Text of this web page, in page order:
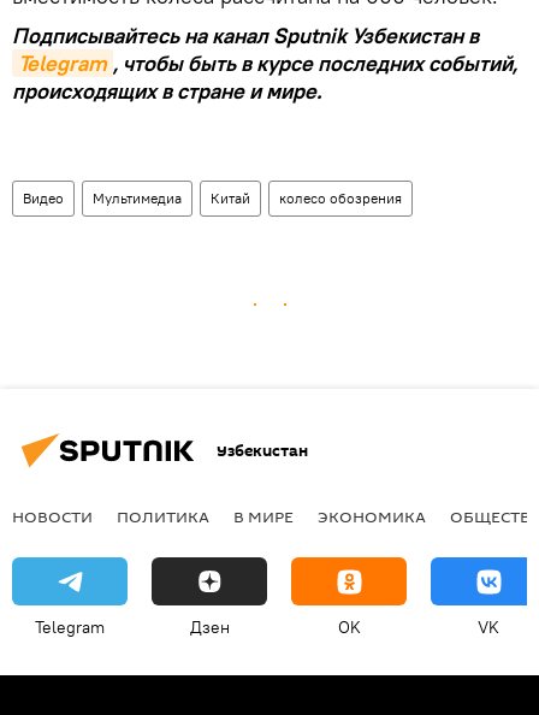
Подписывайтесь на канал Sputnik Узбекистан в
Telegram , чтобы быть в курсе последних событий,
происходящих в стране и мире.
Видео Мультимедиа Китай колесо обозрения
Узбекистан
НОВОСТИ ПОЛИТИКА В МИРЕ ЭКОНОМИКА
Telegram Дзен OK VK